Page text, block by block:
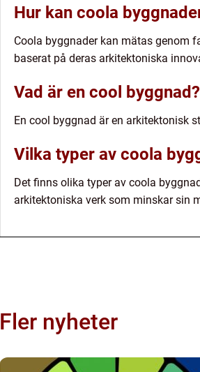
Hur kan coola
Coola byggnader kan mätas genom
baserat på deras arkitektoniska
Vad är en cool byggnad?
En cool byggnad är en arkitektonisk
Vilka typer av coola
Det finns olika typer av coola
arkitektoniska verk som minskar sin
Fler nyheter